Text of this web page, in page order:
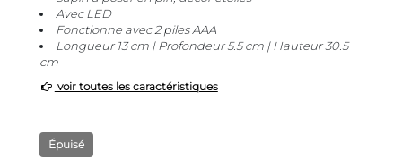
Avec LED
Fonctionne avec 2 piles AAA
Longueur 13 cm | Profondeur 5.5 cm | Hauteur 30.5
cm
voir toutes les caractéristiques
Épuisé